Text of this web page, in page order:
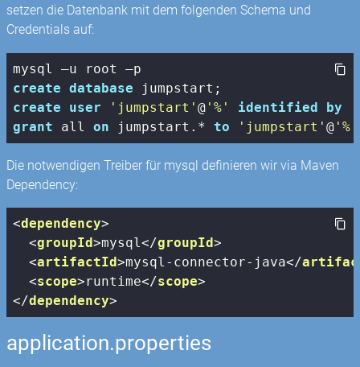
setzen die Datenbank mit dem folgenden Schema und
Credentials auf:
create database
create
user 'jumpstart'@ '%' identified by
grant all on jumpstart.* to 'jumpstart'@ '%'
Die notwendigen Treiber für mysql definieren wir via Maven
Dependency:
<dependency>
<groupId>mysql</groupId>
<artifactId>mysql-connector-java</
<scope>runtime</scope>
</dependency>
application.properties